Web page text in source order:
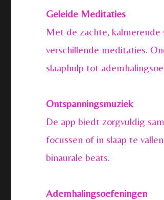
Geleide Meditaties
Met de zachte, kalmerende
verschillende meditaties.
slaaphulp tot
Ontspanningsmuziek
De app biedt zorgvuldig
focussen of in slaap te
binaurale beats.
Ademhalingsoefeningen